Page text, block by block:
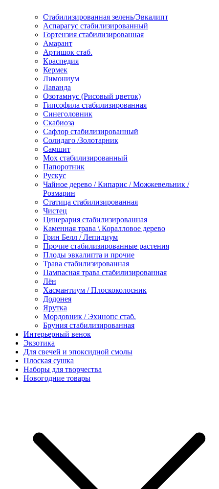
Стабилизированная зелень/Эвкалипт
Аспарагус стабилизированный
Гортензия стабилизированная
Амарант
Артишок стаб.
Краспедия
Кермек
Лимониум
Лаванда
Озотамнус (Рисовый цветок)
Гипсофила стабилизированная
Синеголовник
Скабиоза
Сафлор стабилизированный
Солидаго /Золотарник
Самшит
Мох стабилизированный
Папоротник
Рускус
Чайное дерево / Кипарис / Можжевельник /
Розмарин
Статица стабилизированная
Чистец
Цинерария стабилизированная
Каменная трава \ Коралловое дерево
Грин Белл / Лепидиум
Прочие стабилизированные растения
Плоды эвкалипта и прочие
Трава стабилизированная
Пампасная трава стабилизированная
Лён
Хасмантиум / Плоскоколосник
Додонея
Ярутка
Мордовник / Эхинопс стаб.
Бруния стабилизированная
Интерьерный венок
Экзотика
Для свечей и эпоксидной смолы
Плоская сушка
Наборы для творчества
Новогодние товары